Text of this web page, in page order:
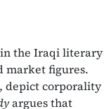
in the Iraqi literary
market figures.
depict corporality
argues that